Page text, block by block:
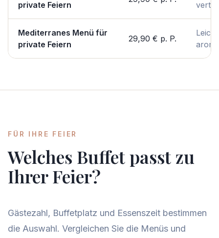
private Feiern
Mediterranes Menü für
private Feiern
29,90 € p. P.
FÜR IHRE FEIER
Welches Buffet passt zu
Ihrer Feier?
Gästezahl, Buffetplatz und Essenszeit bestimmen
die Auswahl. Vergleichen Sie die Menüs und